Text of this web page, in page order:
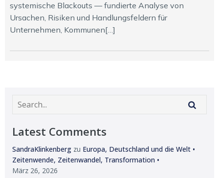
systemische Blackouts — fundierte Analyse von
Ursachen, Risiken und Handlungsfeldern für
Unternehmen, Kommunen[…]
Latest Comments
SandraKlinkenberg zu Europa, Deutschland und die Welt •
Zeitenwende, Zeitenwandel, Transformation •
März 26, 2026